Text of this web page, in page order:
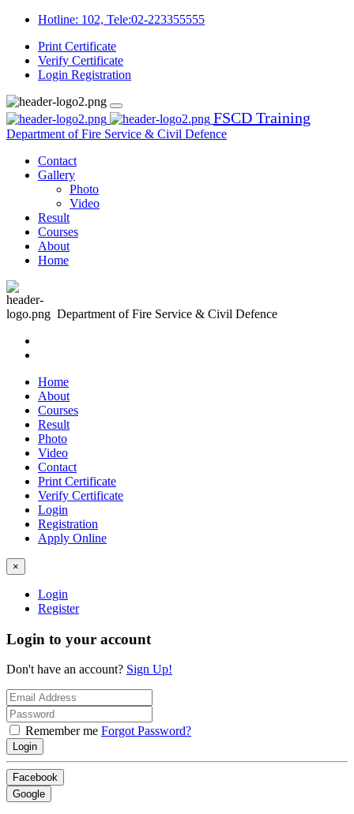
Hotline: 102, Tele:02-223355555
Print Certificate
Verify Certificate
Login Registration
FSCD Training
Department of Fire Service & Civil Defence
Contact
Gallery
Photo
Video
Result
Courses
About
Home
Department of Fire Service & Civil Defence
Home
About
Courses
Result
Photo
Video
Contact
Print Certificate
Verify Certificate
Login
Registration
Apply Online
×
Login
Register
Login to your account
Don't have an account? Sign Up!
Remember me Forgot Password?
Login
Facebook
Google